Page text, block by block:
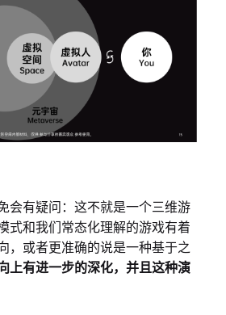
会有疑问：这不就是一个三维游
式和我们常态化理解的游戏有着
，或者更准确的说是一种基于之
上有进一步的深化，并且这种演